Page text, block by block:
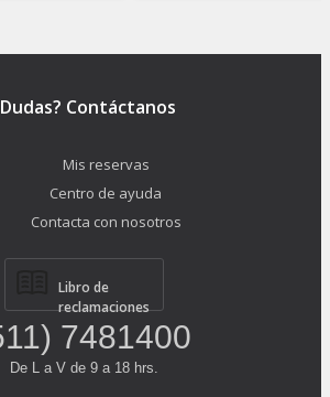
Contáctanos
Mis reservas
Centro de ayuda
Contacta con nosotros
Libro de
reclamaciones
7481400
De L a V de 9 a 18 hrs.